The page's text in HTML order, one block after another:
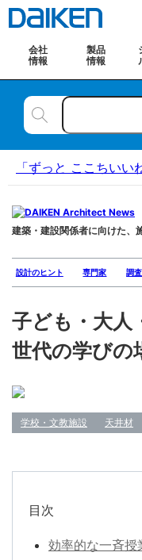
会社
情報
製品
情報
「ずっと ここちい
建築・建設関係者に向けた、
設計のヒント 専門家 調
子ども・大人
世代の学びの
学校・文教施設 天井材
目次
効率的な一斉授